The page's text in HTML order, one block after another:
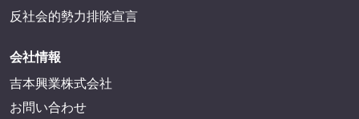
反社会的勢力排除宣言
会社情報
吉本興業株式会社
お問い合わせ